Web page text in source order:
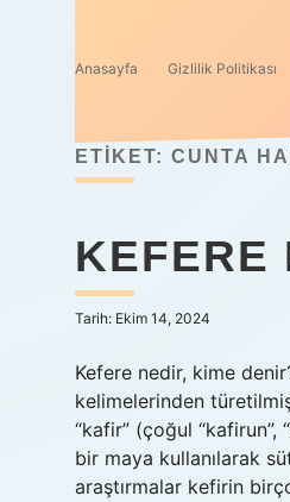
Anasayfa Gizlilik Politikası
ETIKET: CUNTA
KEFERE
Tarih: Ekim 14, 2024
Kefere nedir, kime
kelimelerinden
“kafir” (çoğul “kafirun”,
bir maya kullanılarak
araştırmalar kefirin